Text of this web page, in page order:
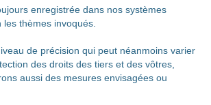
enregistrée dans nos systèmes
thèmes invoqués.
de précision qui peut néanmoins varier
des droits des tiers et des vôtres,
aussi des mesures envisagées ou